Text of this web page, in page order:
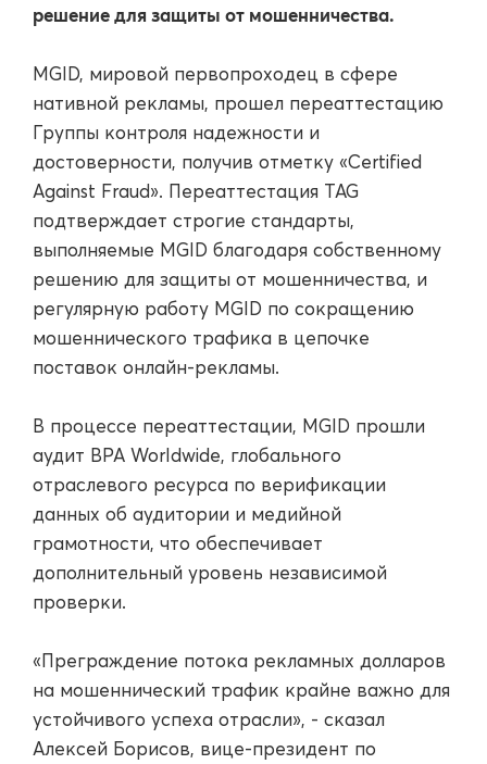
решение для защиты от мошенничества.
MGID, мировой первопроходец в сфере
нативной рекламы, прошел переаттестацию
Группы контроля надежности и
достоверности, получив отметку «Certified
Against Fraud». Переаттестация TAG
подтверждает строгие стандарты,
выполняемые MGID благодаря собственному
решению для защиты от мошенничества, и
регулярную работу MGID по сокращению
мошеннического трафика в цепочке
поставок онлайн-рекламы.
В процессе переаттестации, MGID прошли
аудит BPA Worldwide, глобального
отраслевого ресурса по верификации
данных об аудитории и медийной
грамотности, что обеспечивает
дополнительный уровень независимой
проверки.
«Преграждение потока рекламных долларов
на мошеннический трафик крайне важно для
устойчивого успеха отрасли», - сказал
Алексей Борисов, вице-президент по